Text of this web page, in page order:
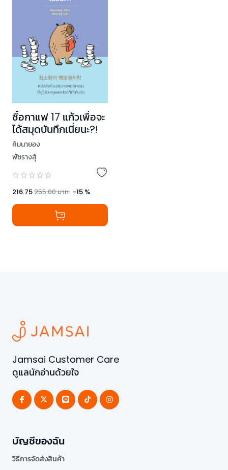
ซื้อกาแฟ 17 แก้วเพื่อจะ
ได้สมุดบันทึกเนี่ยนะ?!
คิมนายอง
พัชรางสุ์
216.75255.00บาท -15 %
Jamsai Customer Care
ดูแลนักอ่านด้วยใจ
บัญชีของฉัน
วิธีการจัดส่งสินค้า